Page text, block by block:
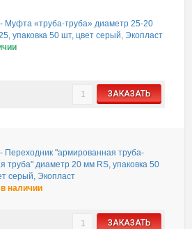
Муфта «труба-труба» диаметр 25-20
упаковка 50 шт, цвет серый, Экопласт
ЗАКАЗАТЬ
Переходник "армированная труба-
труба" диаметр 20 мм RS, упаковка 50
серый, Экопласт
наличии
ЗАКАЗАТЬ